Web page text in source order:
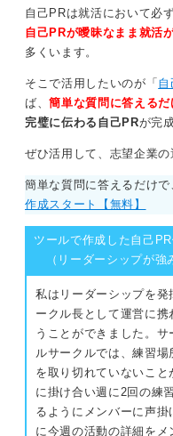
自己PRは就活において必
自己PRが曖昧なまま就活
多くいます。
そこで活用したいのが「 自
ば、簡単な質問に答えるだ
完璧に伝わる自己PRが完
ぜひ活用して、志望企業の
簡単な質問に答えるだけで
作成スタート【無料】
ツールで作成した自己
（リーダーシップが強
私はリーダーシップを
ークル長として運営に
うことができました。
ルサークルでは、練習
を取り切れていないこと
に掛け合い週に2回の練
るようにメンバーに声
に今週の活動の詳細を